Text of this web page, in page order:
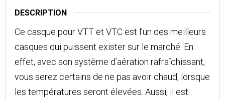
DESCRIPTION
Ce casque pour VTT et VTC est l’un des meilleurs
casques qui puissent exister sur le marché. En
effet, avec son système d’aération rafraîchissant,
vous serez certains de ne pas avoir chaud, lorsque
les températures seront élevées. Aussi, il est